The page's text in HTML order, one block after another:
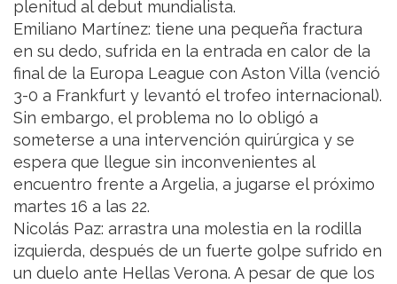
plenitud al debut mundialista.
Emiliano Martínez: tiene una pequeña fractura
en su dedo, sufrida en la entrada en calor de la
final de la Europa League con Aston Villa (venció
3-0 a Frankfurt y levantó el trofeo internacional).
Sin embargo, el problema no lo obligó a
someterse a una intervención quirúrgica y se
espera que llegue sin inconvenientes al
encuentro frente a Argelia, a jugarse el próximo
martes 16 a las 22.
Nicolás Paz: arrastra una molestia en la rodilla
izquierda, después de un fuerte golpe sufrido en
un duelo ante Hellas Verona. A pesar de que los